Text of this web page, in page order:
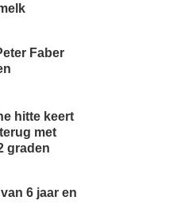
Faber
hitte keert
met
graden
6 jaar en